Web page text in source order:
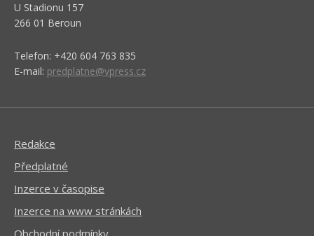
U Stadionu 157
266 01 Beroun
Telefon: +420 604 763 835
E-mail: predplatne@vpress.cz
Redakce
Předplatné
Inzerce v časopise
Inzerce na www stránkách